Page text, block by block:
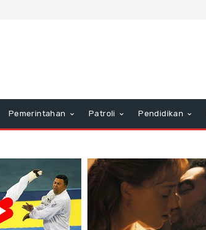
Pemerintahan Patroli Pendidikan